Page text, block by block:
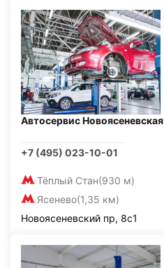
Автосервис Новоясеневская
+7 (495) 023-10-01
Тёплый Стан(930 м)
Ясенево(1,35 км)
Новоясеневский пр, 8с1